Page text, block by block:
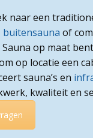
naar een
buitensauna of
op maat
op locatie een
sauna’s en
kwaliteit en